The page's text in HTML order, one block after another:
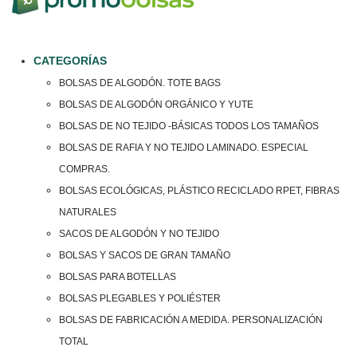
CATEGORÍAS
BOLSAS DE ALGODÓN. TOTE BAGS
BOLSAS DE ALGODÓN ORGÁNICO Y YUTE
BOLSAS DE NO TEJIDO -BÁSICAS TODOS LOS TAMAÑOS
BOLSAS DE RAFIA Y NO TEJIDO LAMINADO. ESPECIAL
COMPRAS.
BOLSAS ECOLÓGICAS, PLÁSTICO RECICLADO RPET, FIBRAS
NATURALES
SACOS DE ALGODÓN Y NO TEJIDO
BOLSAS Y SACOS DE GRAN TAMAÑO
BOLSAS PARA BOTELLAS
BOLSAS PLEGABLES Y POLIÉSTER
BOLSAS DE FABRICACIÓN A MEDIDA. PERSONALIZACIÓN
TOTAL